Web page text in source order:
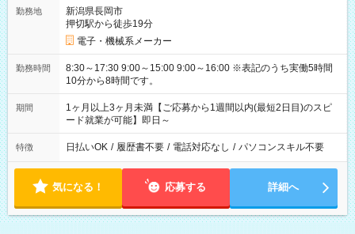
勤務地
新潟県長岡市
押切駅から徒歩19分
電子・機械系メーカー
勤務時間
8:30～17:30 9:00～15:00 9:00～16:00 ※表記のうち実働5時間
10分から8時間です。
期間
1ヶ月以上3ヶ月未満【ご応募から1週間以内(最短2日目)のスピ
ード就業が可能】即日～
特徴 日払いOK / 履歴書不要 / 電話対応なし / パソコンスキル不要
気になる！ 応募する 詳細へ